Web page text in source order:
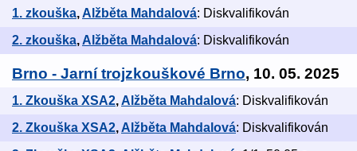
1. zkouška,Alžběta Mahdalová: Diskvalifikován
2. zkouška,Alžběta Mahdalová: Diskvalifikován
Brno - Jarní trojzkouškové Brno, 10. 05. 2025
1. Zkouška XSA2,Alžběta Mahdalová: Diskvalifikován
2. Zkouška XSA2,Alžběta Mahdalová: Diskvalifikován